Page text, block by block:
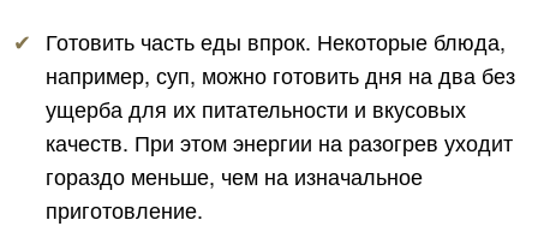
Готовить часть еды впрок. Некоторые блюда,
например, суп, можно готовить дня на два без
ущерба для их питательности и вкусовых
качеств. При этом энергии на разогрев уходит
гораздо меньше, чем на изначальное
приготовление.